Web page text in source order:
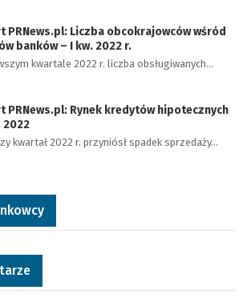
PRNews.pl: Liczba obcokrajowców wśród
banków – I kw. 2022 r.
kwartale 2022 r. liczba obsługiwanych…
PRNews.pl: Rynek kredytów hipotecznych
2022
kwartał 2022 r. przyniósł spadek sprzedaży…